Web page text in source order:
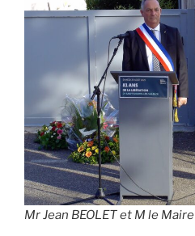
Mr Jean BEOLET et M le Maire